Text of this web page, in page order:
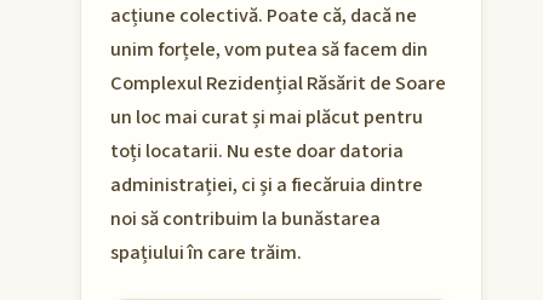
acțiune colectivă. Poate că, dacă ne
unim forțele, vom putea să facem din
Complexul Rezidențial Răsărit de Soare
un loc mai curat și mai plăcut pentru
toți locatarii. Nu este doar datoria
administrației, ci și a fiecăruia dintre
noi să contribuim la bunăstarea
spațiului în care trăim.